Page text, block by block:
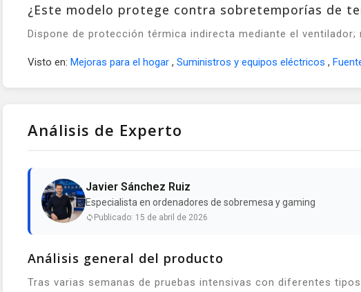
¿Este modelo protege contra sobretemporías de
Dispone de protección térmica indirecta mediante el
Visto en: Mejoras para el hogar , Suministros y equipos eléctricos ,
Análisis de Experto
Javier Sánchez Ruiz
Especialista en ordenadores de sobremesa y gaming
Publicado: 15 de abril de 2026
Análisis general del producto
Tras varias semanas de pruebas intensivas con diferentes